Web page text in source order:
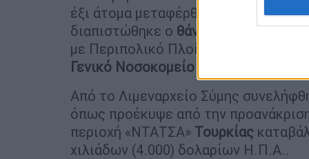
έξι άτομα μεταφέρθηκαν στο
διαπιστώθηκε ο θάνατος ενός εκ
με Περιπολικό Πλοίο Λ.Σ.-ΕΛ.ΑΚΤ.
Γενικό Νοσοκομείο Ρόδου
Από το Λιμεναρχείο Σύμης
όπως προέκυψε από την
περιοχή «ΝΤΑΤΣΑ» Τουρκίας
χιλιάδων (4.000) δολαρίων Η.Π.Α..